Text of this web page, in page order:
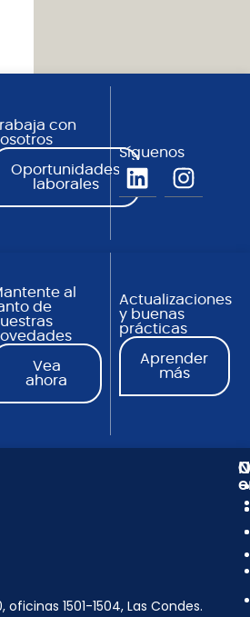
con
Oportunidades
laborales
Síguenos
al
de
Vea
ahora
Actualizaciones
y buenas
prácticas
Aprender
más
oficinas 1501-1504, Las Condes.